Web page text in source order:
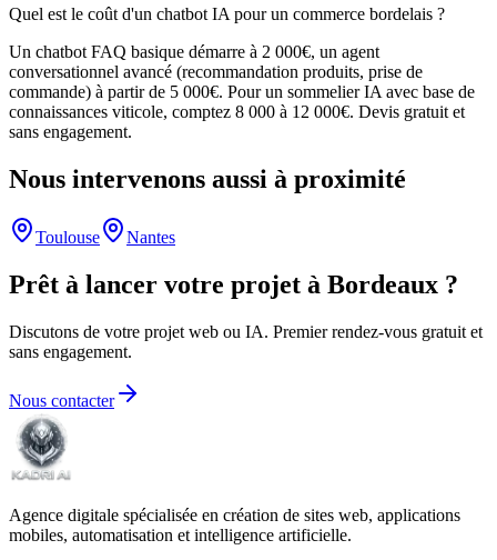
Quel est le coût d'un chatbot IA pour un commerce bordelais ?
Un chatbot FAQ basique démarre à 2 000€, un agent
conversationnel avancé (recommandation produits, prise de
commande) à partir de 5 000€. Pour un sommelier IA avec base de
connaissances viticole, comptez 8 000 à 12 000€. Devis gratuit et
sans engagement.
Nous intervenons aussi à proximité
Toulouse Nantes
Prêt à lancer votre projet à Bordeaux ?
Discutons de votre projet web ou IA. Premier rendez-vous gratuit et
sans engagement.
Nous contacter
Agence digitale spécialisée en création de sites web, applications
mobiles, automatisation et intelligence artificielle.